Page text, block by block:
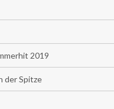
2019
der Spitze